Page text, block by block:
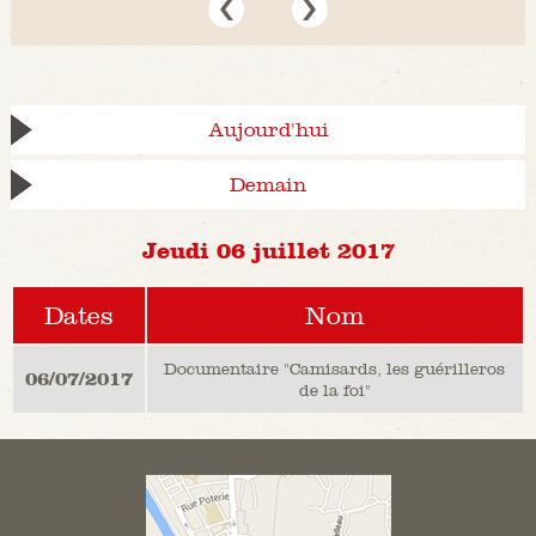
Aujourd'hui
Demain
Jeudi 06 juillet 2017
Dates Nom
06/07/2017
Documentaire "Camisards, les guérilleros
de la foi"